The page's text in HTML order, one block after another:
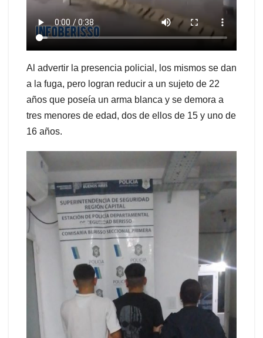
Al advertir la presencia policial, los mismos se dan
a la fuga, pero logran reducir a un sujeto de 22
años que poseía un arma blanca y se demora a
tres menores de edad, dos de ellos de 15 y uno de
16 años.